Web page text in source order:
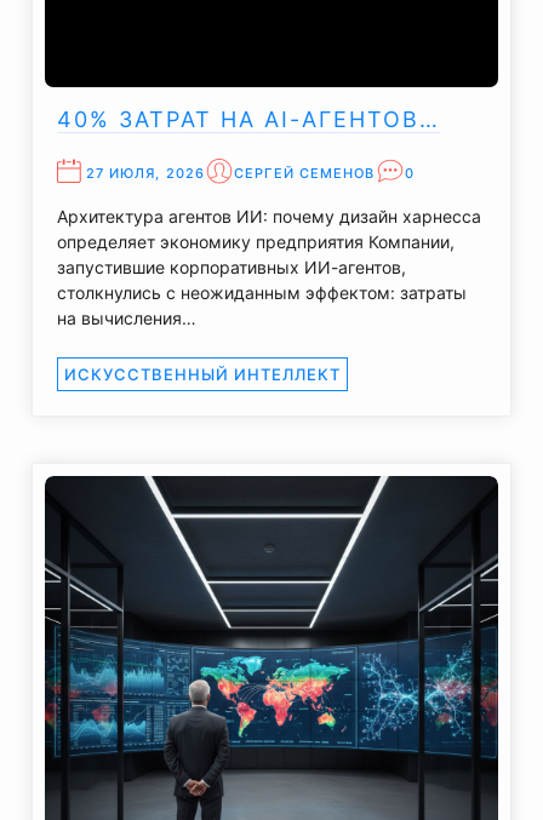
40% ЗАТРАТ НА AI-АГЕНТОВ…
27 ИЮЛЯ, 2026 СЕРГЕЙ СЕМЕНОВ 0
Архитектура агентов ИИ: почему дизайн харнесса
определяет экономику предприятия Компании,
запустившие корпоративных ИИ-агентов,
столкнулись с неожиданным эффектом: затраты
на вычисления…
ИСКУССТВЕННЫЙ ИНТЕЛЛЕКТ